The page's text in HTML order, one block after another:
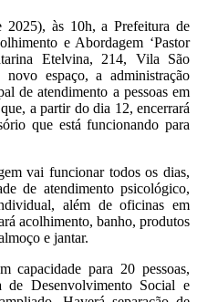
2025), às 10h, a Prefeitura de
e Abordagem ‘Pastor
Etelvina, 214, Vila São
espaço, a administração
de atendimento a pessoas em
a partir do dia 12, encerrará
que está funcionando para
vai funcionar todos os dias,
de atendimento psicológico,
além de oficinas em
acolhimento, banho, produtos
e jantar.
capacidade para 20 pessoas,
de Desenvolvimento Social e